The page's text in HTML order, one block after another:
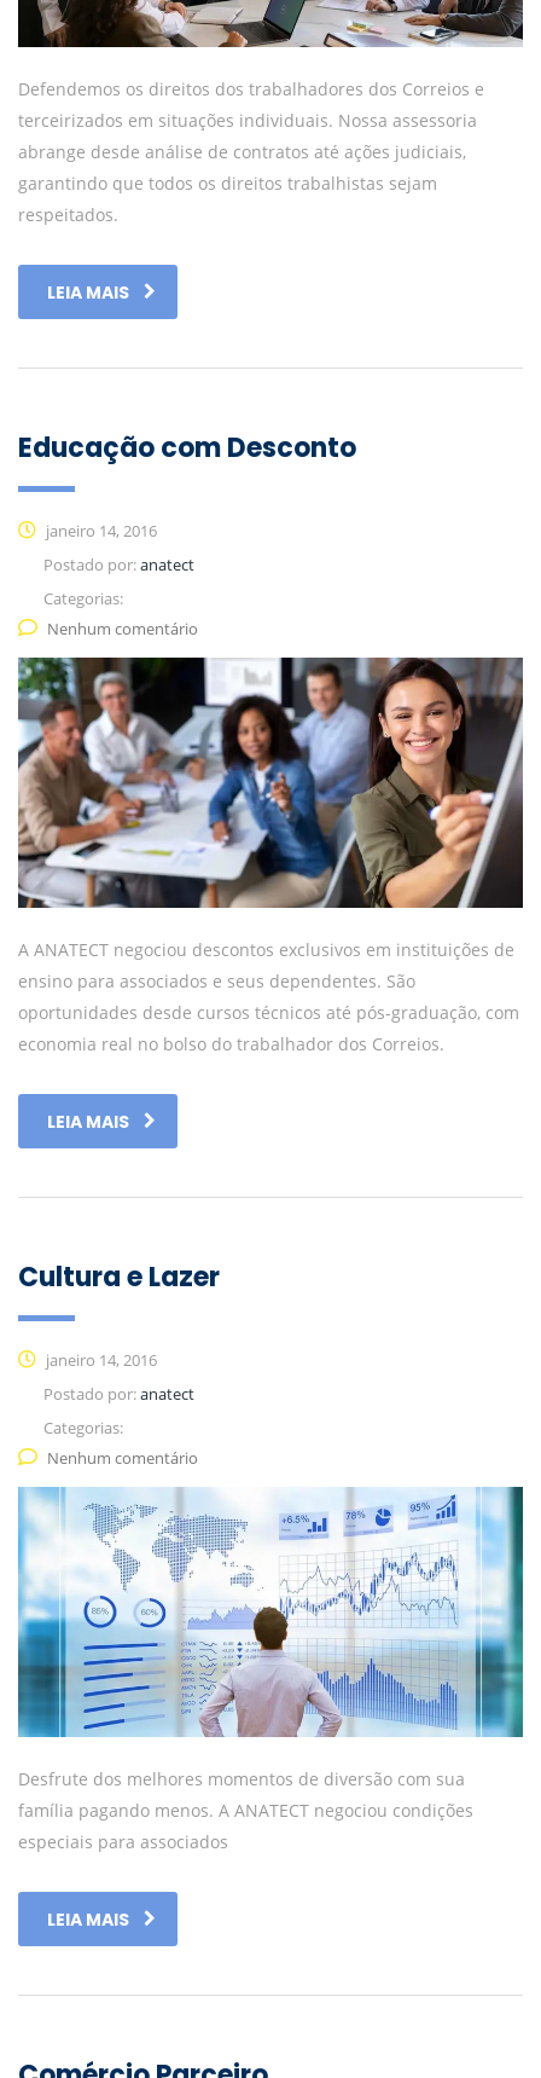
Defendemos os direitos dos trabalhadores dos Correios e
terceirizados em situações individuais. Nossa assessoria
abrange desde análise de contratos até ações judiciais,
garantindo que todos os direitos trabalhistas sejam
respeitados.
LEIA MAIS
Educação com Desconto
janeiro 14, 2016
Postado por:anatect
Categorias:
Nenhum comentário
A ANATECT negociou descontos exclusivos em instituições de
ensino para associados e seus dependentes. São
oportunidades desde cursos técnicos até pós-graduação, com
economia real no bolso do trabalhador dos Correios.
LEIA MAIS
Cultura e Lazer
janeiro 14, 2016
Postado por:anatect
Categorias:
Nenhum comentário
Desfrute dos melhores momentos de diversão com sua
família pagando menos. A ANATECT negociou condições
especiais para associados
LEIA MAIS